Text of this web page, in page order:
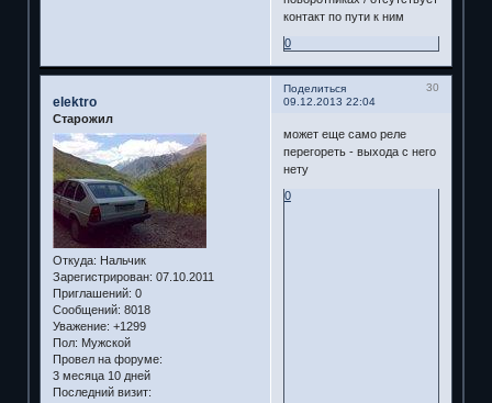
контакт по пути к ним
0
Поделиться
30
09.12.2013 22:04
elektro
Старожил
Откуда: Нальчик
Зарегистрирован: 07.10.2011
Приглашений: 0
Сообщений: 8018
Уважение: +1299
Пол: Мужской
Провел на форуме:
3 месяца 10 дней
Последний визит:
может еще само реле
перегореть - выхода с него
нету
0